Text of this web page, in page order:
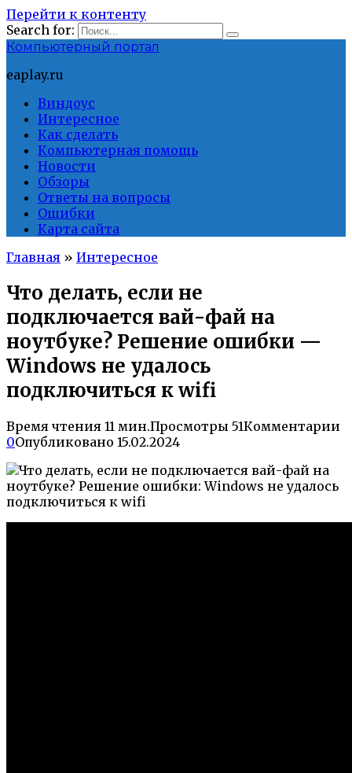
Перейти к контенту
Search for:
Компьютерный портал
eaplay.ru
Виндоус
Интересное
Как сделать
Компьютерная помощь
Новости
Обзоры
Ответы на вопросы
Ошибки
Карта сайта
Главная » Интересное
Что делать, если не
подключается вай-фай на
ноутбуке? Решение ошибки —
Windows не удалось
подключиться к wifi
Время чтения 11 мин.Просмотры 51Комментарии
0Опубликовано 15.02.2024